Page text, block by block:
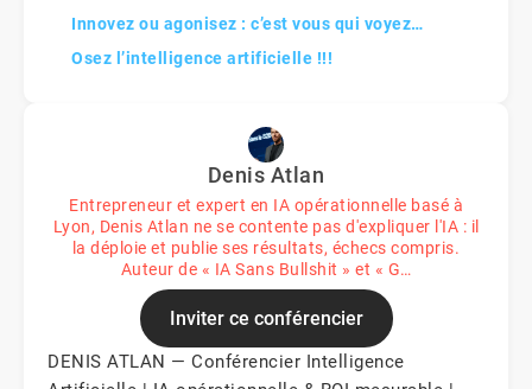
Innovez ou agonisez : c’est vous qui voyez…
Osez l’intelligence artificielle !!!
Denis Atlan
Entrepreneur et expert en IA opérationnelle basé à
Lyon, Denis Atlan ne se contente pas d'expliquer l'IA : il
la déploie et publie ses résultats, échecs compris.
Auteur de « IA Sans Bullshit » et « G…
Inviter ce conférencier
DENIS ATLAN — Conférencier Intelligence